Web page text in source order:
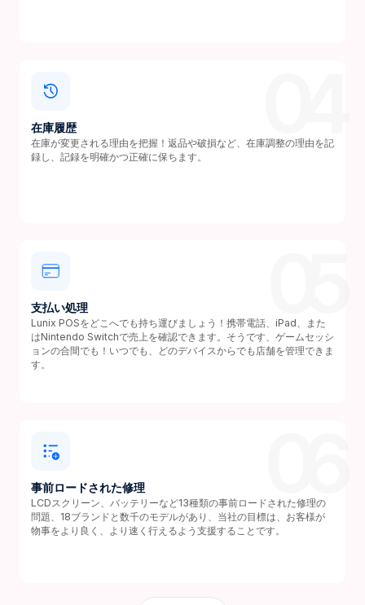
在庫履歴
在庫が変更される理由を把握！返品や破損など、在庫調整の理由を記
録し、記録を明確かつ正確に保ちます。
支払い処理
Lunix POSをどこへでも持ち運びましょう！携帯電話、iPad、また
はNintendo Switchで売上を確認できます。そうです、ゲームセッシ
ョンの合間でも！いつでも、どのデバイスからでも店舗を管理できま
す。
事前ロードされた修理
LCDスクリーン、バッテリーなど13種類の事前ロードされた修理の
問題、18ブランドと数千のモデルがあり、当社の目標は、お客様が
物事をより良く、より速く行えるよう支援することです。